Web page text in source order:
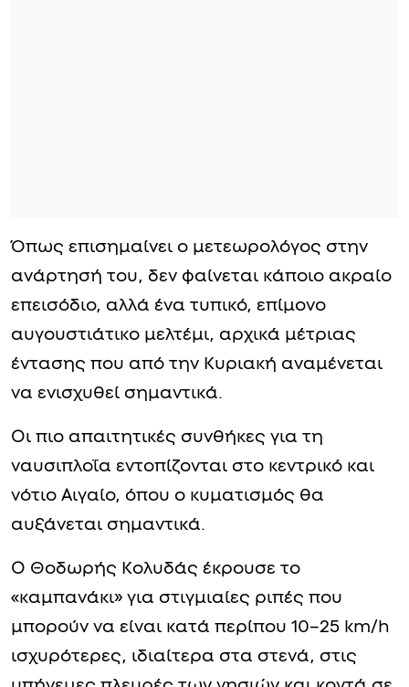
Όπως επισημαίνει ο μετεωρολόγος στην
ανάρτησή του, δεν φαίνεται κάποιο ακραίο
επεισόδιο, αλλά ένα τυπικό, επίμονο
αυγουστιάτικο μελτέμι, αρχικά μέτριας
έντασης που από την Κυριακή αναμένεται
να ενισχυθεί σημαντικά.
Οι πιο απαιτητικές συνθήκες για τη
ναυσιπλοΐα εντοπίζονται στο κεντρικό και
νότιο Αιγαίο, όπου ο κυματισμός θα
αυξάνεται σημαντικά.
Ο Θοδωρής Κολυδάς έκρουσε το
«καμπανάκι» για στιγμιαίες ριπές που
μπορούν να είναι κατά περίπου 10–25 km/h
ισχυρότερες, ιδιαίτερα στα στενά, στις